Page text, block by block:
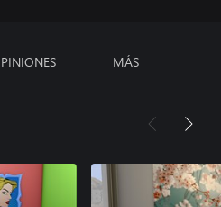
MÁS